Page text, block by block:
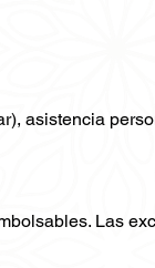
asistencia
Las